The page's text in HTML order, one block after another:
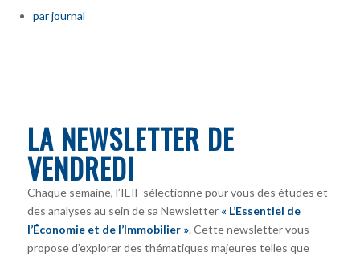
par journal
LA NEWSLETTER DE
VENDREDI
Chaque semaine, l’IEIF sélectionne pour vous des études et
des analyses au sein de sa Newsletter « L’Essentiel de
l’Économie et de l’Immobilier ». Cette newsletter vous
propose d’explorer des thématiques majeures telles que